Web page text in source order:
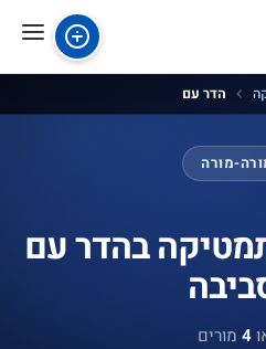
הדר עם
מורה
בהדר עם
4 מורים